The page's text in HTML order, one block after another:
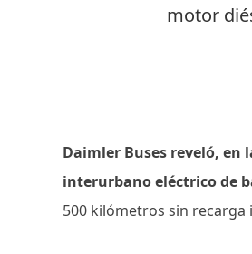
motor
Daimler Buses reveló, en
interurbano eléctrico de
500 kilómetros sin recarga